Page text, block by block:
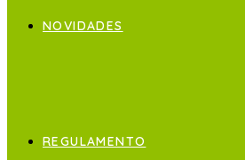
NOVIDADES
REGULAMENTO